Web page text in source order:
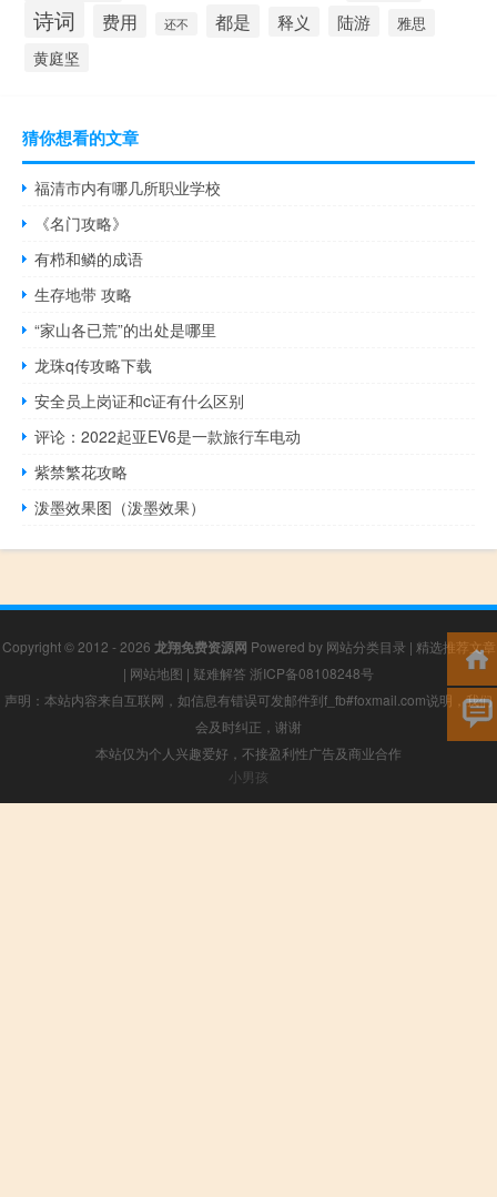
诗词 费用 还不 都是 释义 陆游 雅思
黄庭坚
猜你想看的文章
福清市内有哪几所职业学校
《名门攻略》
有栉和鳞的成语
生存地带 攻略
“家山各已荒”的出处是哪里
龙珠q传攻略下载
安全员上岗证和c证有什么区别
评论：2022起亚EV6是一款旅行车电动
紫禁繁花攻略
泼墨效果图（泼墨效果）
Copyright © 2012 - 2026 龙翔免费资源网 Powered by 网站分类目录 | 精选推荐文章
| 网站地图 | 疑难解答 浙ICP备08108248号
声明：本站内容来自互联网，如信息有错误可发邮件到f_fb#foxmail.com说明，我们
会及时纠正，谢谢
本站仅为个人兴趣爱好，不接盈利性广告及商业合作
小男孩